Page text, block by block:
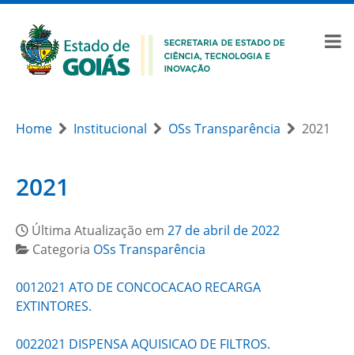
Home Institucional OSs Transparência 2021
2021
Última Atualização em 27 de abril de 2022
Categoria OSs Transparência
0012021 ATO DE CONCOCACAO RECARGA
EXTINTORES.
0022021 DISPENSA AQUISICAO DE FILTROS.